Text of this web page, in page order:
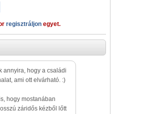
regisztráljon egyet.
annyira, hogy a családi
ami ott elvárható. :)
hogy mostanában
záridős kézből lőtt